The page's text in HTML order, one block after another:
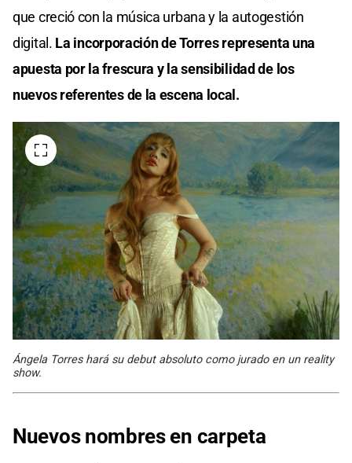
que creció con la música urbana y la autogestión
digital. La incorporación de Torres representa una
apuesta por la frescura y la sensibilidad de los
nuevos referentes de la escena local.
Ángela Torres hará su debut absoluto como jurado en un reality
show.
Nuevos nombres en carpeta